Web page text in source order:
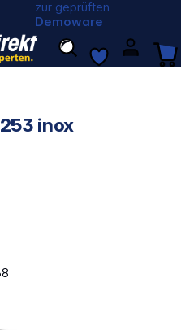
zur geprüften
Demoware
inox